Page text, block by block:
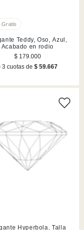
Teddy, Oso, Azul,
Acabado en rodio
$ 179.000
3 cuotas de$ 59.667
Hyperbola, Talla